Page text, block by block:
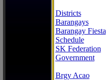
Districts
Barangays
Barangay Fiesta
Schedule
SK Federation
Government
Brgy Acao